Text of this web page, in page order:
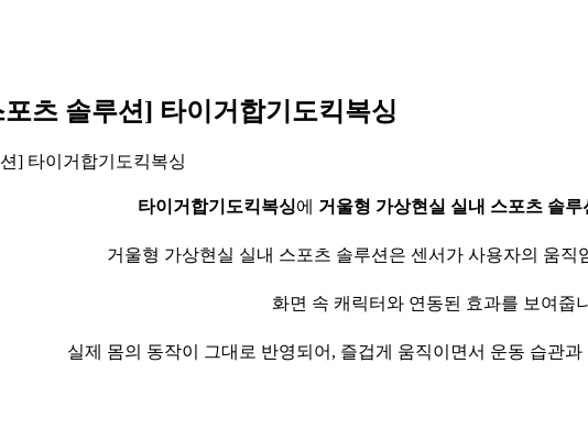
츠 솔루션] 타이거합기도킥복싱
타이거합기도킥복싱에 거울형 가상현실 실내 스포츠 솔루
거울형 가상현실 실내 스포츠 솔루션은 센서가 사용자의 움직
화면 속 캐릭터와 연동된 효과를 보여줍
실제 몸의 동작이 그대로 반영되어, 즐겁게 움직이면서 운동 습관